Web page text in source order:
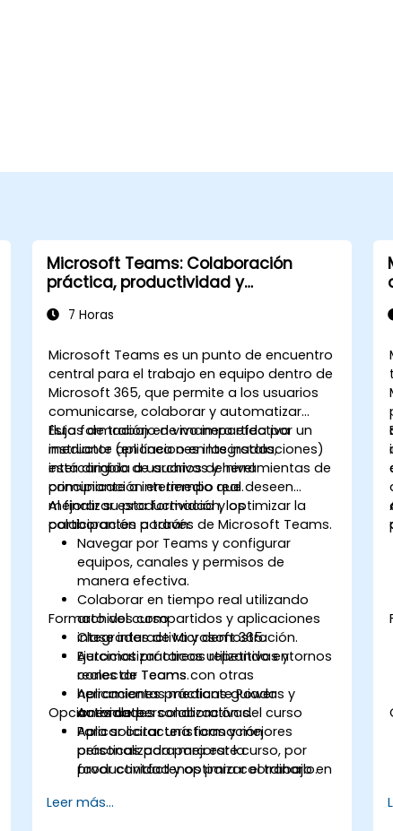
Microsoft Teams: Colaboración
práctica, productividad y
7 Horas
Microsoft Teams es un punto de encuentro
central para el trabajo en equipo dentro de
Microsoft 365, que permite a los usuarios
comunicarse, colaborar y automatizar
flujos de trabajo de manera efectiva
mediante aplicaciones integradas,
intercambio de archivos y herramientas de
comunicación en tiempo real.
Esta formación en vivo impartida por un
instructor (en línea o en las instalaciones)
está dirigida a usuarios de nivel
principiante a intermedio que deseen
mejorar su productividad y optimizar la
colaboración a través de Microsoft Teams.
Al finalizar esta formación, los
participantes podrán:
Navegar por Teams y configurar
equipos, canales y permisos de
manera efectiva.
Colaborar en tiempo real utilizando
archivos compartidos y aplicaciones
integradas de Microsoft 365.
Automatizar tareas repetitivas y
conectar Teams con otras
herramientas mediante Power
Automate.
Aplicar características y mejores
prácticas para mejorar la
productividad y optimizar el trabajo en
Formato del curso
Clase interactiva y demostración.
Ejercicios prácticos utilizando entornos
reales de Teams.
Aplicaciones prácticas guiadas y
actividades colaborativas.
Opciones de personalización del curso
Para solicitar una formación
personalizada para este curso, por
favor contáctenos para coordinarlo.
Leer más...